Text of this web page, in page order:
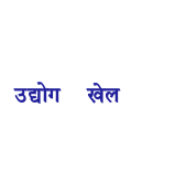
उद्योग खेल